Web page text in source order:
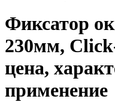
Фиксатор
230мм,
цена,
применение